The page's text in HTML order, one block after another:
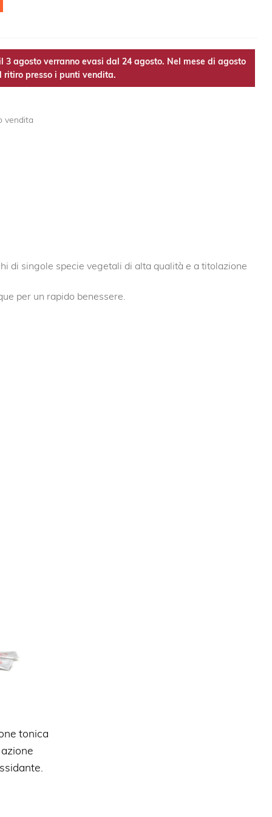
3 agosto verranno evasi dal 24 agosto. Nel mese di agosto
ritiro presso i punti vendita.
vendita
di singole specie vegetali di alta qualità e a titolazione
per un rapido benessere.
tonica